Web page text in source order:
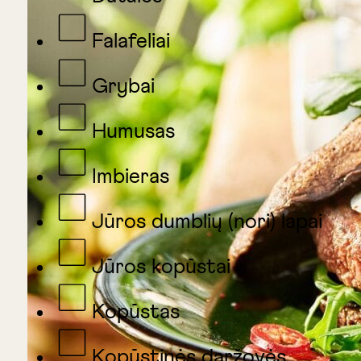
Falafeliai
Grybai
Humusas
Imbieras
Jūros dumblių (nori) lapai
Jūros kopūstai
Kopūstas